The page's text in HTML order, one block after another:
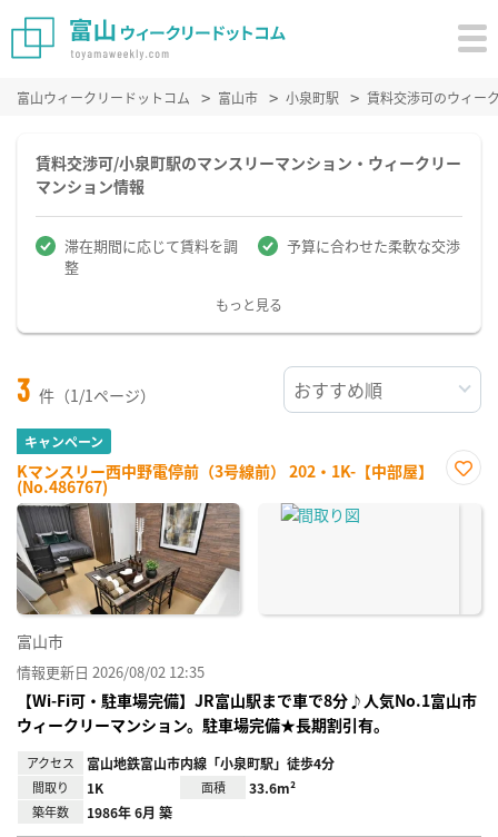
富山ウィークリードットコム 富山市 小泉町駅 賃料交渉可のウィー
賃料交渉可/小泉町駅のマンスリーマンション・ウィークリー
マンション情報
滞在期間に応じて賃料を調
整
予算に合わせた柔軟な交渉
もっと見る
3 件（1/1ページ）
キャンペーン
Kマンスリー西中野電停前（3号線前） 202・1K-【中部屋】
(No.486767)
に入
富山市
情報更新日 2026/08/02 12:35
【Wi-Fi可・駐車場完備】JR富山駅まで車で8分♪人気No.1富山市
ウィークリーマンション。駐車場完備★長期割引有。
アクセス 富山地鉄富山市内線「小泉町駅」徒歩4分
間取り 1K 面積 33.6m²
築年数 1986年 6月 築